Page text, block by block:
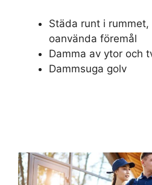
Städa runt i
oanvända föremål
Damma av ytor och
Dammsuga golv